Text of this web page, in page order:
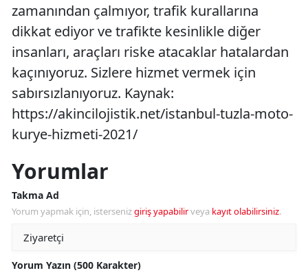
zamanından çalmıyor, trafik kurallarına
dikkat ediyor ve trafikte kesinlikle diğer
insanları, araçları riske atacaklar hatalardan
kaçınıyoruz. Sizlere hizmet vermek için
sabırsızlanıyoruz. Kaynak:
https://akincilojistik.net/istanbul-tuzla-moto-
kurye-hizmeti-2021/
Yorumlar
Takma Ad
Yorum yapmak için, istersenizgiriş yapabilirveya kayıt olabilirsiniz.
Yorum Yazın (500 Karakter)